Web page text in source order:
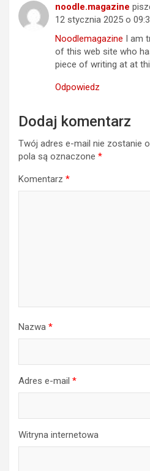
noodle.magazine
12 stycznia 2025 o
Noodlemagazine I am
of this web site who
piece of writing at at
Odpowiedz
Dodaj komentarz
Twój adres e-mail nie zostanie
pola są oznaczone *
Komentarz *
Nazwa *
Adres e-mail *
Witryna internetowa